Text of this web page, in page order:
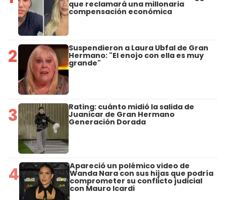
que reclamará una millonaria
compensación económica
2 Suspendieron a Laura Ubfal de Gran
Hermano: "El enojo con ella es muy
grande"
3 Rating: cuánto midió la salida de
Juanicar de Gran Hermano
Generación Dorada
4 Apareció un polémico video de
Wanda Nara con sus hijas que podría
comprometer su conflicto judicial
con Mauro Icardi